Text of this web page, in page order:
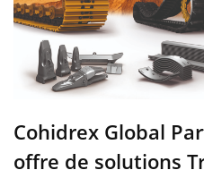
Cohidrex Global
offre de solutions